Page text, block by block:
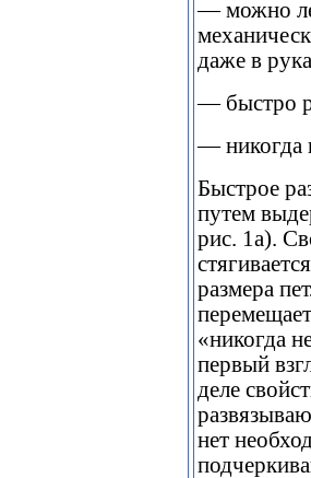
— можно
даже в
— быстро
— никогда
Быстрое
путем
рис. 1а).
размера
«никогда
первый
деле
нет